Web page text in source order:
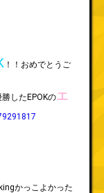
！！おめでとうご
したEPOKのエ
かっこよかった